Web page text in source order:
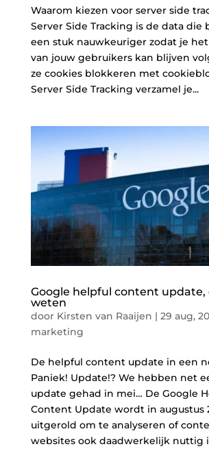
Waarom kiezen voor server side
Server Side Tracking is de data
een stuk nauwkeuriger zodat je
van jouw gebruikers kan blijven
ze cookies blokkeren met
Server Side Tracking verzamel je...
Google helpful content
weten
door Kirsten van Raaijen | 29 aug,
marketing
De helpful content update in een
Paniek! Update!? We hebben net
update gehad in mei… De Google
Content Update wordt in augustus
uitgerold om te analyseren of
websites ook daadwerkelijk nuttig